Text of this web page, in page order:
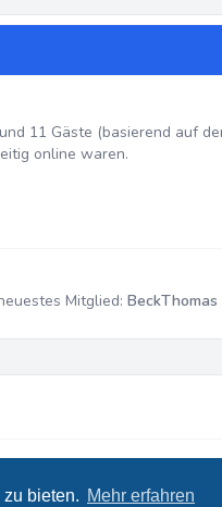
bieten. Mehr erfahren
11 Gäste (basierend auf
online waren.
Mitglied: BeckThomas